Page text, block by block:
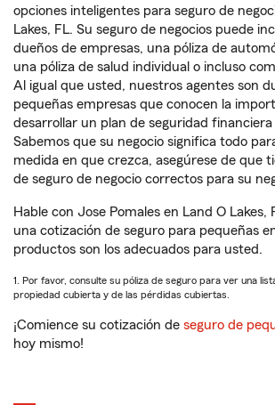
opciones inteligentes para seguro de
Lakes, FL. Su seguro de negocios puede
dueños de empresas, una póliza de
una póliza de salud individual o incluso
Al igual que usted, nuestros agentes son
pequeñas empresas que conocen la
desarrollar un plan de seguridad
Sabemos que su negocio significa todo
medida en que crezca, asegúrese de que
de seguro de negocio correctos para su
Hable con Jose Pomales en Land O Lakes,
una cotización de seguro para pequeñas
productos son los adecuados para usted.
1. Por favor, consulte su póliza de seguro para ver una
propiedad cubierta y de las pérdidas cubiertas.
¡Comience su cotización de seguro de
hoy mismo!